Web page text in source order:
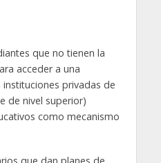
que no tienen la
acceder a una
privadas de
de nivel superior)
como mecanismo